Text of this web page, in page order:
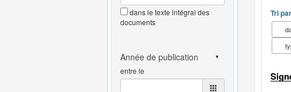
dans le texte intégral des
documents
entre le
Tri par